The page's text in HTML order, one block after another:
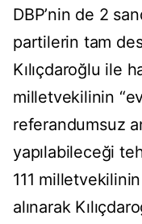
DBP’nin de 2
partilerin tam
Kılıçdaroğlu ile
milletvekilinin
referandumsuz
yapılabileceği
111
alınarak